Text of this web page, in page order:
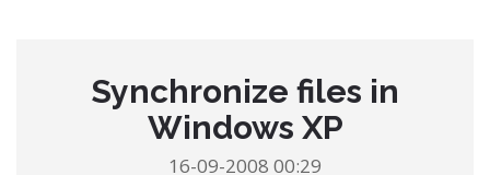
Synchronize files in
Windows XP
16-09-2008 00:29